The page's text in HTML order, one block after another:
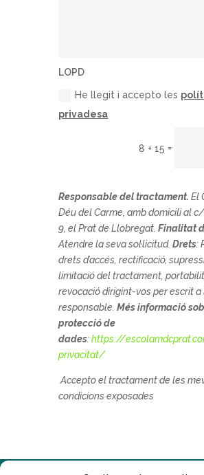
LOPD
He llegit i accepto les
privadesa
8 + 15 =
Responsable del tractament.El
Déu del Carme, amb domicili al
9, el Prat de Llobregat.Finalitat
Atendre la seva sol·licitud.Drets:
drets d’accés, rectificació,
limitació del tractament,
revocació dirigint-vos per escrit a
responsable.Més informació
protecció de
dades:https://
privacitat/
Accepto el tractament de les
condicions exposades